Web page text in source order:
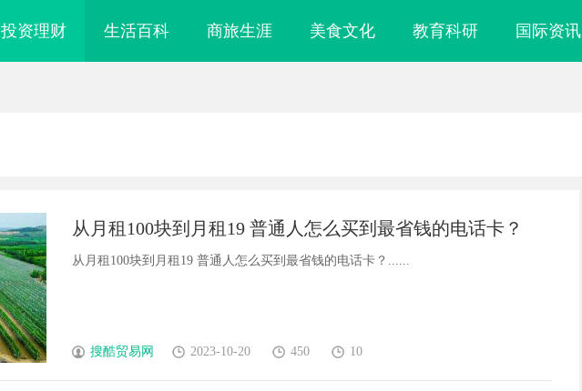
投资理财 生活百科 商旅生涯 美食文化 教育科研 国际资讯
从月租100块到月租19 普通人怎么买到最省钱的电话卡？
从月租100块到月租19 普通人怎么买到最省钱的电话卡？......
搜酷贸易网 2023-10-20 450 10
温婉灵动，一眼万年！久匠量身定制 武汉配眼镜 上海配眼镜